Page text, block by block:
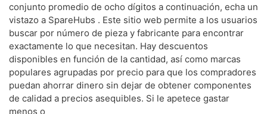
conjunto promedio de ocho dígitos a continuación, echa un
vistazo a SpareHubs . Este sitio web permite a los usuarios
buscar por número de pieza y fabricante para encontrar
exactamente lo que necesitan. Hay descuentos
disponibles en función de la cantidad, así como marcas
populares agrupadas por precio para que los compradores
puedan ahorrar dinero sin dejar de obtener componentes
de calidad a precios asequibles. Si le apetece gastar
menos o